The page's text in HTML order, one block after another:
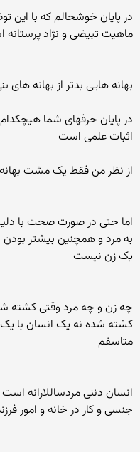
در پایان خوشحالم که با
ماهیت تبیضی و نژاد پرستانه
بهانه هایی بدتر از بهانه های
در پایان حرفهای شما
اثبات علمی است
از نظر من فقط یک مشت
اما حتی در صورت صحت با
به مرد و همچنین بیشتر
یک زن نیست
چه زن و چه مرد وقتی کشته
کشته شده نه یک انسان با
متاسفم
انسان دننی مردساللارانه
جنسی و کار در خانه و امور